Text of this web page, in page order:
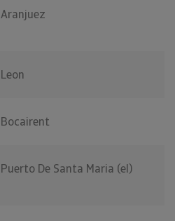
Aranjuez
Leon
Bocairent
Puerto De Santa Maria (el)